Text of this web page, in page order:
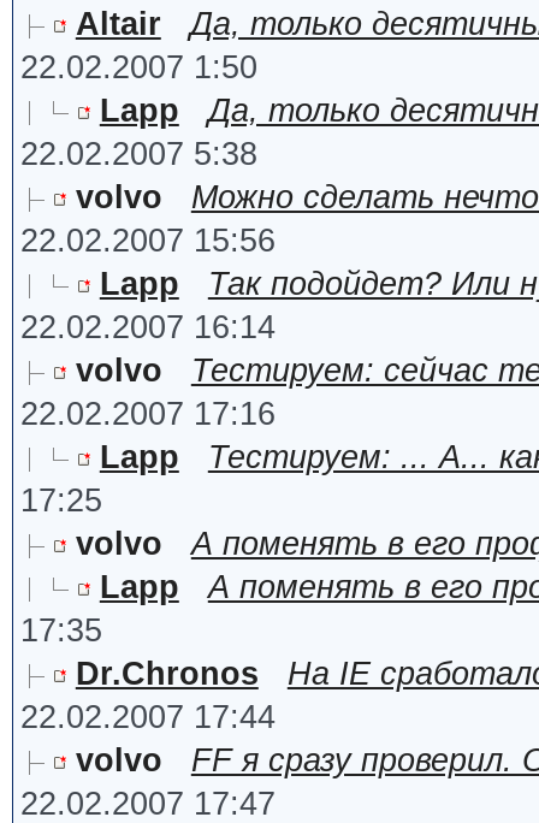
Altair
Да, только
22.02.2007 1:50
Lapp
Да, только
22.02.2007 5:38
volvo
Можно сделать
22.02.2007 15:56
Lapp
Так подойдет? Или
22.02.2007 16:14
volvo
Тестируем: сейчас
22.02.2007 17:16
Lapp
Тестируем: ... А...
17:25
volvo
А поменять в его
Lapp
А поменять в его
17:35
Dr.Chronos
На IE
22.02.2007 17:44
volvo
FF я сразу
22.02.2007 17:47